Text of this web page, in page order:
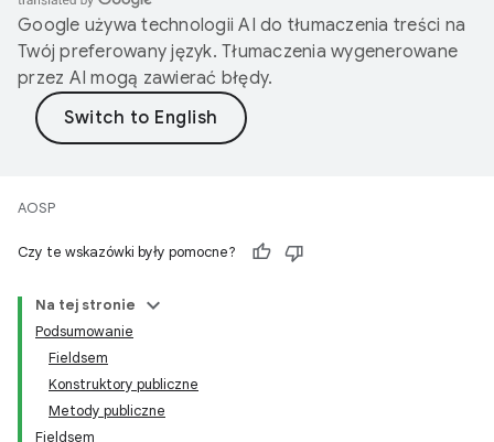
Google używa technologii AI do tłumaczenia treści na
Twój preferowany język. Tłumaczenia wygenerowane
przez AI mogą zawierać błędy.
AOSP
Czy te wskazówki były pomocne?
Na tej stronie
Podsumowanie
Fieldsem
Konstruktory publiczne
Metody publiczne
Fieldsem